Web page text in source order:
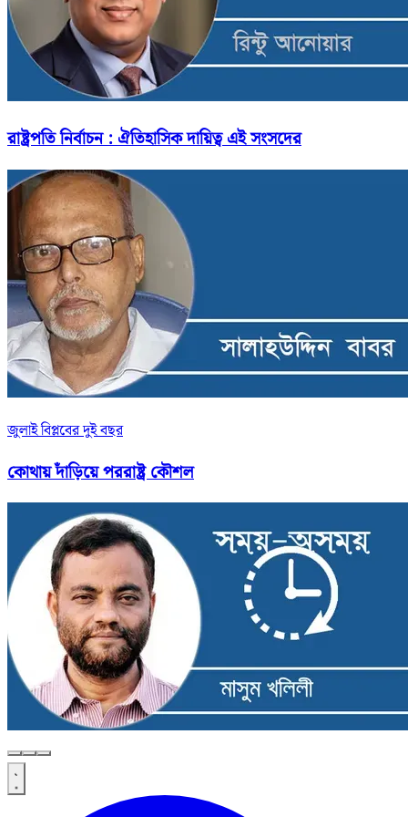
রাষ্ট্রপতি নির্বাচন : ঐতিহাসিক দায়িত্ব এই সংসদের
জুলাই বিপ্লবের দুই বছর
কোথায় দাঁড়িয়ে পররাষ্ট্র কৌশল